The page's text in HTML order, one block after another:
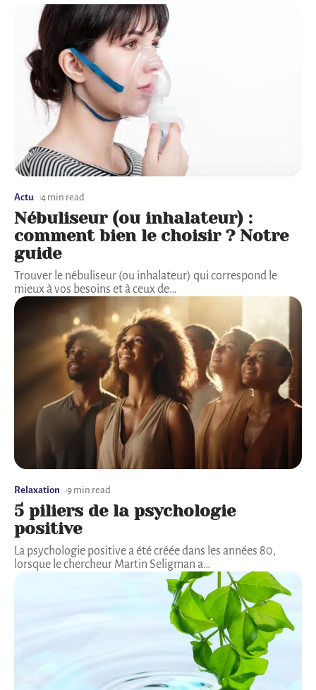
Actu 4 min read
Nébuliseur (ou inhalateur) :
comment bien le choisir ? Notre
guide
Trouver le nébuliseur (ou inhalateur) qui correspond le
mieux à vos besoins et à ceux de…
Relaxation 9 min read
5 piliers de la psychologie
positive
La psychologie positive a été créée dans les années 80,
lorsque le chercheur Martin Seligman a…